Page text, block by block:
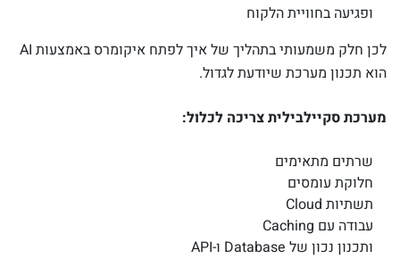
ופגיעה בחוויית הלקוח
לכן חלק משמעותי בתהליך של איך לפתח איקומרס באמצעות AI
הוא תכנון מערכת שיודעת לגדול.
מערכת סקיילבילית צריכה לכלול:
שרתים מתאימים
חלוקת עומסים
תשתיות Cloud
עבודה עם Caching
ותכנון נכון של Database ו-API